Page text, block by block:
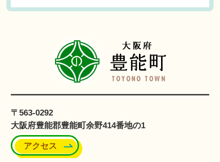
〒563-0292
大阪府豊能郡豊能町余野414番地の1
アクセス